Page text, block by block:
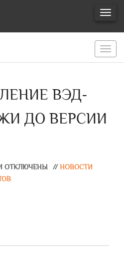
ВЭД-
ДО ВЕРСИИ
ОТКЛЮЧЕНЫ // НОВОСТИ